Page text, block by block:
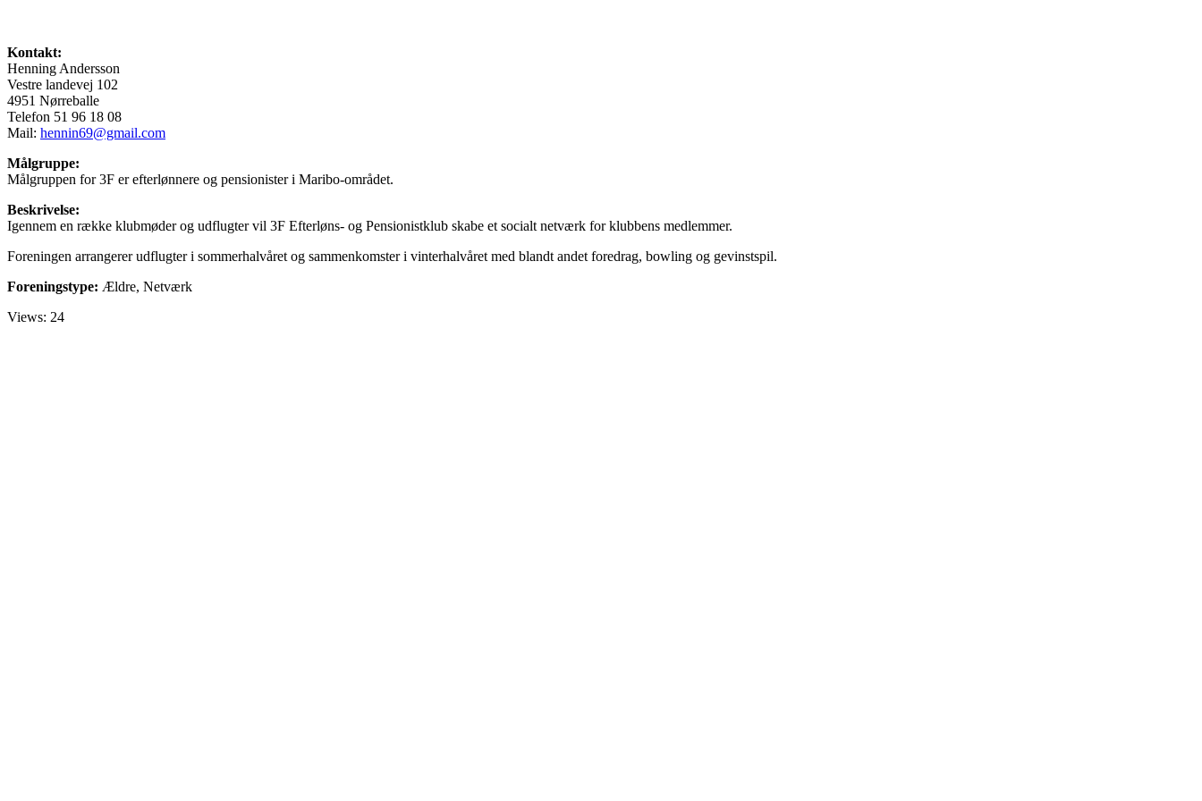
Kontakt:
Henning Andersson
Vestre landevej 102
4951 Nørreballe
Telefon 51 96 18 08
Mail: hennin69@gmail.com
Målgruppe:
Målgruppen for 3F er efterlønnere og pensionister i Maribo-området.
Beskrivelse:
Igennem en række klubmøder og udflugter vil 3F Efterløns- og Pensionistklub skabe et socialt netværk for klubbens medlemmer.
Foreningen arrangerer udflugter i sommerhalvåret og sammenkomster i vinterhalvåret med blandt andet foredrag, bowling og gevinstspil.
Foreningstype: Ældre, Netværk
Views: 24